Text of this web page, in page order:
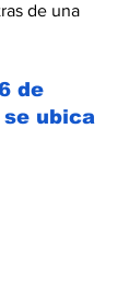
de una
de
ubica